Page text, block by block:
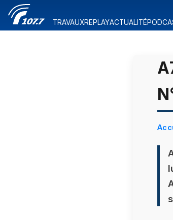
TRAVAUXREPLAYACTUALITÉ